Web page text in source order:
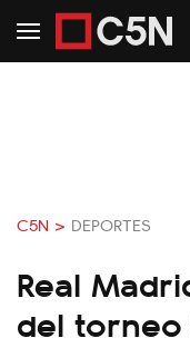
C5N > DEPORTES
Real
del